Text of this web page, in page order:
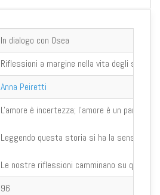
In dialogo con Osea
Riflessioni a margine nella vita degli sposi
Anna Peiretti
L'amore è incertezza; l'amore è un
Leggendo questa storia si ha la
Le nostre riflessioni camminano su questo
96